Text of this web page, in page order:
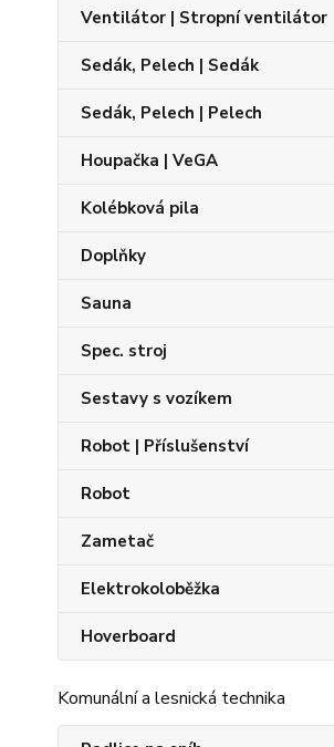
Ventilátor | Stropní ventilátor
Sedák, Pelech | Sedák
Sedák, Pelech | Pelech
Houpačka | VeGA
Kolébková pila
Doplňky
Sauna
Spec. stroj
Sestavy s vozíkem
Robot | Příslušenství
Robot
Zametač
Elektrokoloběžka
Hoverboard
Komunální a lesnická technika